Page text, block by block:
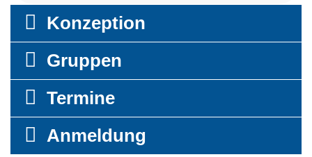
Konzeption
Gruppen
Termine
Anmeldung